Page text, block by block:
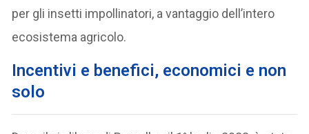
per gli insetti impollinatori, a vantaggio dell’intero
ecosistema agricolo.
Incentivi e benefici, economici e non
solo